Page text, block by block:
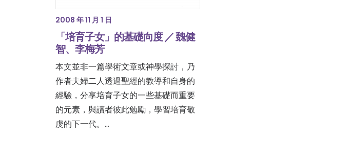
2008 年 11 月 1 日
「培育子女」的基礎向度 ／ 魏健
智、李梅芳
本文並非一篇學術文章或神學探討，乃
作者夫婦二人透過聖經的教導和自身的
經驗，分享培育子女的一些基礎而重要
的元素，與讀者彼此勉勵，學習培育敬
虔的下一代。…